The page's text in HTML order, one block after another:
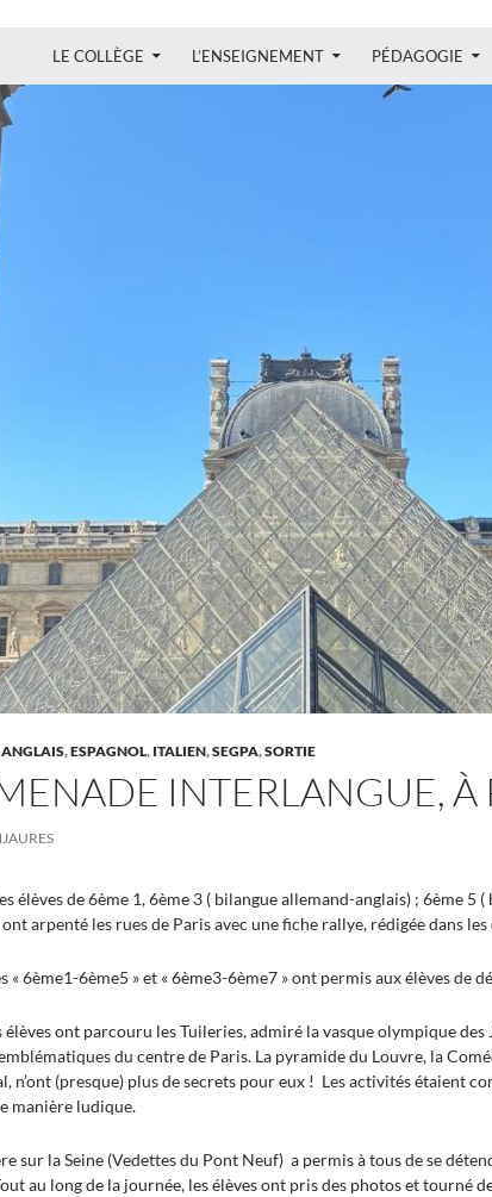
LE COLLÈGE L’ENSEIGNEMENT PÉDAGOGIE
ANGLAIS,ESPAGNOL, ITALIEN,SEGPA,SORTIE
INTERLANGUE, À
élèves de 6ème 1, 6ème 3 ( bilangue allemand-anglais) ; 6ème 5
arpenté les rues de Paris avec une fiche rallye, rédigée dans
« 6ème1-6ème5 » et « 6ème3-6ème7 » ont permis aux élèves de
élèves ont parcouru les Tuileries, admiré la vasque olympique
du centre de Paris. La pyramide du Louvre, la
n’ont (presque) plus de secrets pour eux ! Les activités étaient
manière ludique.
sur la Seine (Vedettes du Pont Neuf) a permis à tous de se
au long de la journée, les élèves ont pris des photos et tourné